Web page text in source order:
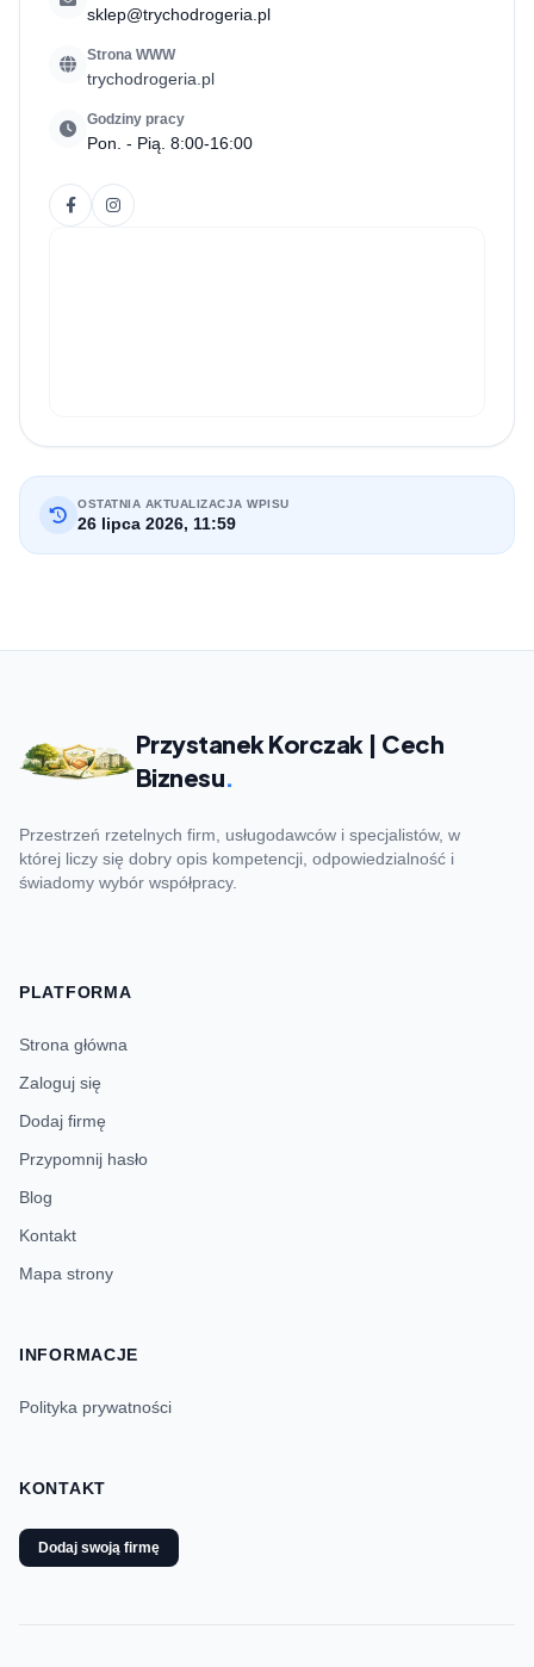
sklep@trychodrogeria.pl
Strona WWW
trychodrogeria.pl
Godziny pracy
Pon. - Pią. 8:00-16:00
OSTATNIA AKTUALIZACJA WPISU
26 lipca 2026, 11:59
Przystanek Korczak | Cech
Biznesu.
Przestrzeń rzetelnych firm, usługodawców i specjalistów, w
której liczy się dobry opis kompetencji, odpowiedzialność i
świadomy wybór współpracy.
PLATFORMA
Strona główna
Zaloguj się
Dodaj firmę
Przypomnij hasło
Blog
Kontakt
Mapa strony
INFORMACJE
Polityka prywatności
KONTAKT
Dodaj swoją firmę